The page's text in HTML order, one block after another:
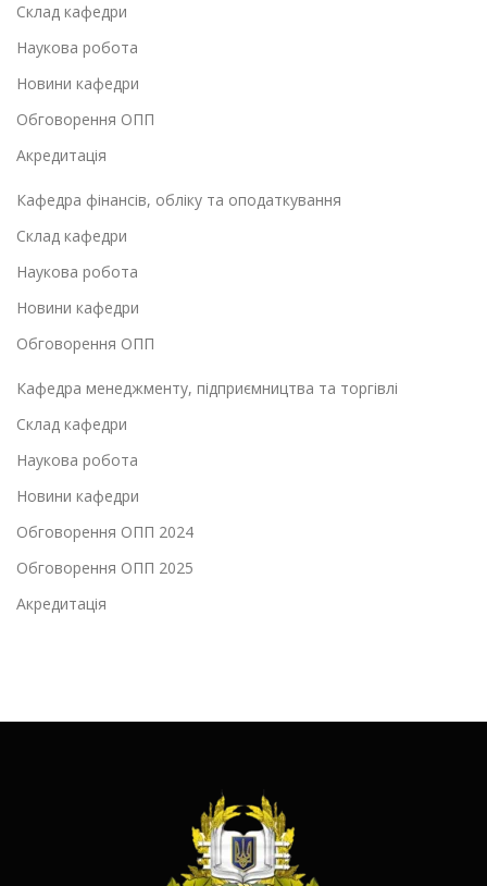
Склад кафедри
Наукова робота
Новини кафедри
Обговорення ОПП
Акредитація
Кафедра фінансів, обліку та оподаткування
Склад кафедри
Наукова робота
Новини кафедри
Обговорення ОПП
Кафедра менеджменту, підприємництва та торгівлі
Склад кафедри
Наукова робота
Новини кафедри
Обговорення ОПП 2024
Обговорення ОПП 2025
Акредитація